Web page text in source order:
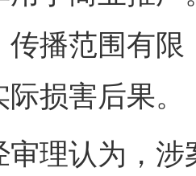
传播范围有
损害后果。
认为，涉